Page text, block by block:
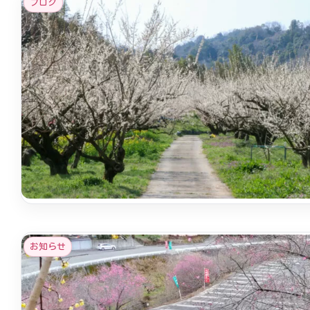
ブログ
お知らせ